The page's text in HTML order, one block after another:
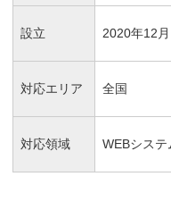
設立 2020年12月
対応エリア 全国
対応領域 WEBシス